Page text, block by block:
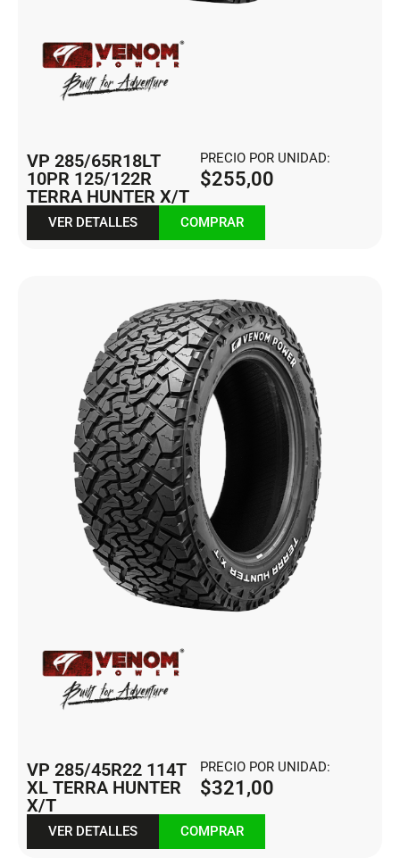
VP 285/65R18LT
10PR 125/122R
TERRA HUNTER X/T
PRECIO POR UNIDAD:
$255,00
VER DETALLES COMPRAR
VP 285/45R22 114T
XL TERRA HUNTER
X/T
PRECIO POR UNIDAD:
$321,00
VER DETALLES COMPRAR